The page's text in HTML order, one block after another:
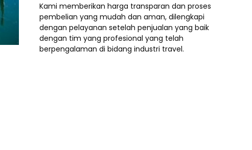
Kami memberikan harga transparan dan proses
pembelian yang mudah dan aman, dilengkapi
dengan pelayanan setelah penjualan yang baik
dengan tim yang profesional yang telah
berpengalaman di bidang industri travel.